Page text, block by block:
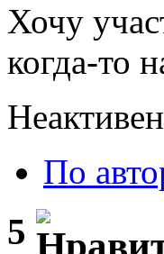
Хочу
когда-то
Неактивен
По
5